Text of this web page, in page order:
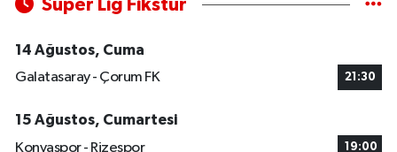
Süper Lig Fikstür
14 Ağustos, Cuma
Galatasaray - Çorum FK
21:30
15 Ağustos, Cumartesi
Konyaspor - Rizespor
19:00